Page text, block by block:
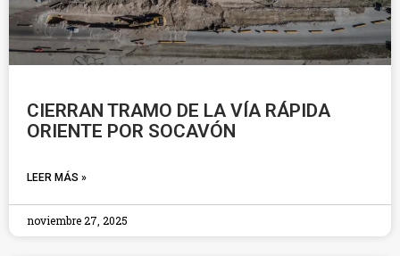
CIERRAN TRAMO DE LA VÍA RÁPIDA
ORIENTE POR SOCAVÓN
LEER MÁS »
noviembre 27, 2025